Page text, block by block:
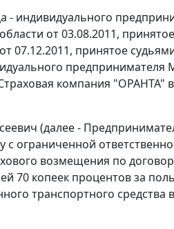
- индивидуального
от 03.08.2011,
07.12.2011, принятое
предпринимателя
компания "ОРАНТА"
(далее -
ограниченной
возмещения по
70 копеек процентов за
транспортного средства